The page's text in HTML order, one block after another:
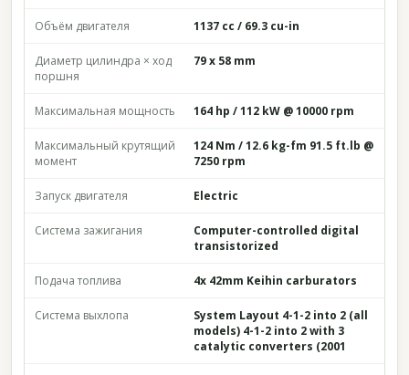
Объём двигателя 1137 cc / 69.3 cu-in
Диаметр цилиндра × ход
поршня
79 x 58 mm
Максимальная мощность 164 hp / 112 kW @ 10000 rpm
Максимальный крутящий
момент
124 Nm / 12.6 kg-fm 91.5 ft.lb @
7250 rpm
Запуск двигателя Electric
Система зажигания
Computer-controlled digital
transistorized
Подача топлива 4x 42mm Keihin carburators
Система выхлопа
System Layout 4-1-2 into 2 (all
models) 4-1-2 into 2 with 3
catalytic converters (2001